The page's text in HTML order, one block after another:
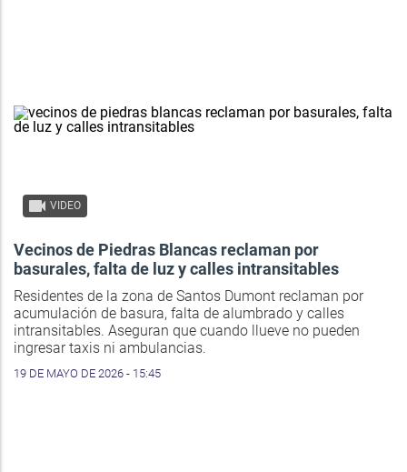
VIDEO
Vecinos de Piedras Blancas reclaman por
basurales, falta de luz y calles intransitables
Residentes de la zona de Santos Dumont reclaman por
acumulación de basura, falta de alumbrado y calles
intransitables. Aseguran que cuando llueve no pueden
ingresar taxis ni ambulancias.
19 DE MAYO DE 2026 - 15:45